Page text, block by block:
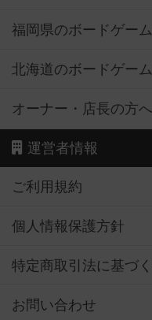
福岡県のボードゲー
北海道のボードゲー
オーナー・店長の方へ
運営者情報
ご利用規約
個人情報保護方針
特定商取引法に基づ
お問い合わせ